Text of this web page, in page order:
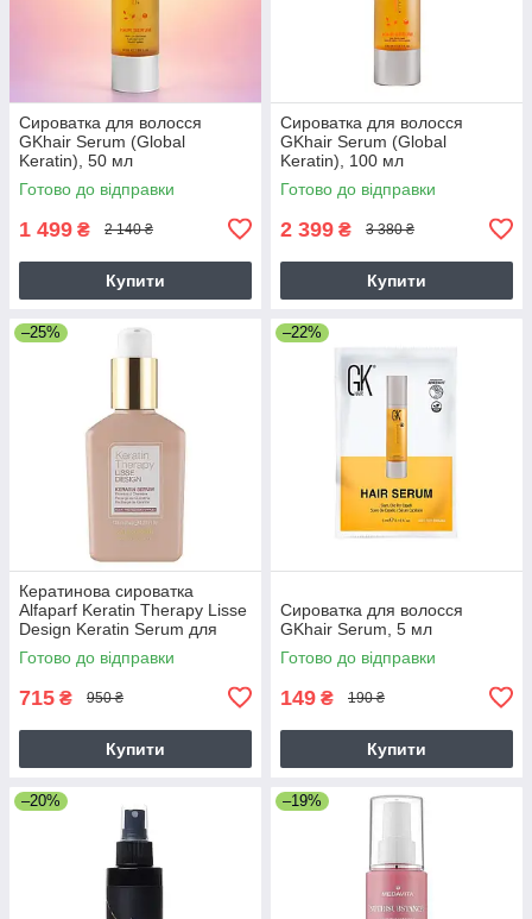
Сироватка для волосся
GKhair Serum (Global
Keratin), 50 мл
Готово до відправки
1 499 ₴ 2 140 ₴
Купити
Сироватка для волосся
GKhair Serum (Global
Keratin), 100 мл
Готово до відправки
2 399 ₴ 3 380 ₴
Купити
–25%
Кератинова сироватка
Alfaparf Keratin Therapy Lisse
Design Keratin Serum для
блиску та шовковистості
волосся 125 мл
Готово до відправки
715 ₴ 950 ₴
Купити
–22%
Сироватка для волосся
GKhair Serum, 5 мл
Готово до відправки
149 ₴ 190 ₴
Купити
–20% –19%